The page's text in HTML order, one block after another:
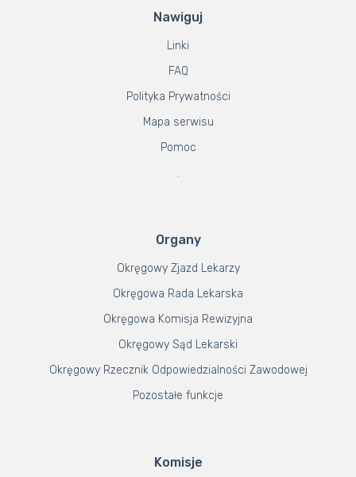
Nawiguj
Linki
FAQ
Polityka Prywatności
Mapa serwisu
Pomoc
.
Organy
Okręgowy Zjazd Lekarzy
Okręgowa Rada Lekarska
Okręgowa Komisja Rewizyjna
Okręgowy Sąd Lekarski
Okręgowy Rzecznik Odpowiedzialności Zawodowej
Pozostałe funkcje
Komisje